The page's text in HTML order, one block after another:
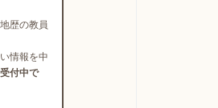
歴の教員
情報を中
付中で